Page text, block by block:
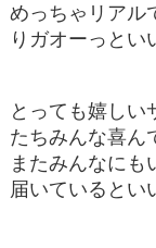
めっちゃリアル
りガオーっと
とっても嬉しい
たちみんな喜
またみんなにも
届いているとい